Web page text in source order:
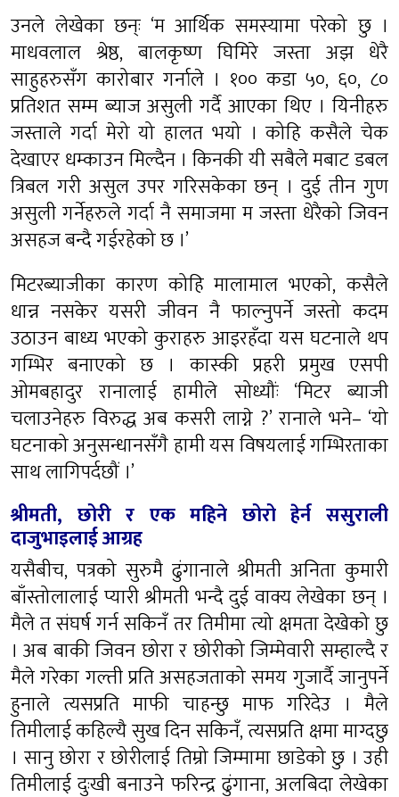
उनले लेखेका छन्ः ‘म आर्थिक समस्यामा परेको छु ।
माधवलाल श्रेष्ठ, बालकृष्ण घिमिरे जस्ता अझ धेरै
साहुहरुसँग कारोबार गर्नाले । १०० कडा ५०, ६०, ८०
प्रतिशत सम्म ब्याज असुली गर्दै आएका थिए । यिनीहरु
जस्ताले गर्दा मेरो यो हालत भयो । कोहि कसैले चेक
देखाएर धम्काउन मिल्दैन । किनकी यी सबैले मबाट डबल
त्रिबल गरी असुल उपर गरिसकेका छन् । दुई तीन गुण
असुली गर्नेहरुले गर्दा नै समाजमा म जस्ता धेरैको जिवन
असहज बन्दै गईरहेको छ ।’
मिटरब्याजीका कारण कोहि मालामाल भएको, कसैले
धान्न नसकेर यसरी जीवन नै फाल्नुपर्ने जस्तो कदम
उठाउन बाध्य भएको कुराहरु आइरहँदा यस घटनाले थप
गम्भिर बनाएको छ । कास्की प्रहरी प्रमुख एसपी
ओमबहादुर रानालाई हामीले सोध्यौंः ‘मिटर ब्याजी
चलाउनेहरु विरुद्ध अब कसरी लाग्ने ?’ रानाले भने– ‘यो
घटनाको अनुसन्धानसँगै हामी यस विषयलाई गम्भिरताका
साथ लागिपर्दछौं ।’
श्रीमती, छोरी र एक महिने छोरो हेर्न ससुराली
दाजुभाइलाई आग्रह
यसैबीच, पत्रको सुरुमै ढुंगानाले श्रीमती अनिता कुमारी
बाँस्तोलालाई प्यारी श्रीमती भन्दै दुई वाक्य लेखेका छन् ।
मैले त संघर्ष गर्न सकिनँ तर तिमीमा त्यो क्षमता देखेको छु
। अब बाकी जिवन छोरा र छोरीको जिम्मेवारी सम्हाल्दै र
मैले गरेका गल्ती प्रति असहजताको समय गुजार्दै जानुपर्ने
हुनाले त्यसप्रति माफी चाहन्छु माफ गरिदेउ । मैले
तिमीलाई कहिल्यै सुख दिन सकिनँ, त्यसप्रति क्षमा माग्दछु
। सानु छोरा र छोरीलाई तिम्रो जिम्मामा छाडेको छु । उही
तिमीलाई दुःखी बनाउने फरिन्द्र ढुंगाना, अलबिदा लेखेका